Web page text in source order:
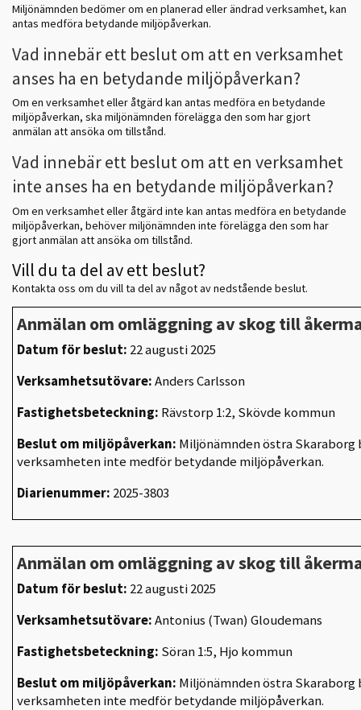
Miljönämnden bedömer om en planerad eller ändrad verksamhet, kan
antas medföra betydande miljöpåverkan.
Vad innebär ett beslut om att en verksamhet
anses ha en betydande miljöpåverkan?
Om en verksamhet eller åtgärd kan antas medföra en betydande
miljöpåverkan, ska miljönämnden förelägga den som har gjort
anmälan att ansöka om tillstånd.
Vad innebär ett beslut om att en verksamhet
inte anses ha en betydande miljöpåverkan?
Om en verksamhet eller åtgärd inte kan antas medföra en betydande
miljöpåverkan, behöver miljönämnden inte förelägga den som har
gjort anmälan att ansöka om tillstånd.
Vill du ta del av ett beslut?
Kontakta oss om du vill ta del av något av nedstående beslut.
Anmälan om omläggning av skog till
Datum för beslut: 22 augusti 2025
Verksamhetsutövare:Anders Carlsson
Fastighetsbeteckning: Rävstorp 1:2, Skövde kommun
Beslut om miljöpåverkan: Miljönämnden östra
verksamheten inte medför betydande miljöpåverkan.
Diarienummer: 2025-3803
Anmälan om omläggning av skog till
Datum för beslut: 22 augusti 2025
Verksamhetsutövare:Antonius (Twan) Gloudemans
Fastighetsbeteckning: Söran 1:5, Hjo kommun
Beslut om miljöpåverkan: Miljönämnden östra
verksamheten inte medför betydande miljöpåverkan.